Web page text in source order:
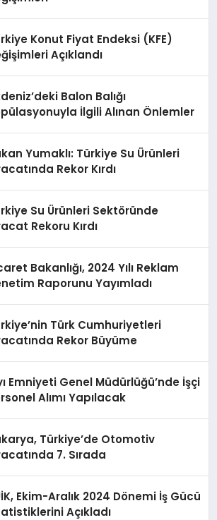
Konut Fiyat Endeksi (KFE)
Açıklandı
Balon Balığı
İlgili Alınan Önlemler
Yumaklı: Türkiye Su Ürünleri
Rekor Kırdı
Su Ürünleri Sektöründe
Rekoru Kırdı
Bakanlığı, 2024 Yılı Reklam
Raporunu Yayımladı
Türk Cumhuriyetleri
Rekor Büyüme
Emniyeti Genel Müdürlüğü’nde İşçi
Alımı Yapılacak
Türkiye’de Otomotiv
7. Sırada
Ekim-Aralık 2024 Dönemi İş Gücü
Açıkladı